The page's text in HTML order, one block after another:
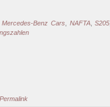
Mercedes-Benz Cars NAFTA,S205
Permalink